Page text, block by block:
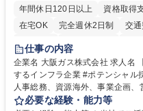
年間休日120日以上
資格取得
在宅OK
完全週休2日制 交
服装自由
第二新卒歓迎
仕事の内容
企業名 大阪ガス株式会社 求人名 【第二新卒】事務系総合職 #関西を代表
するインフラ企業 #ポテンシャル採用 仕事の内容 事務系総合職と
人事総務、資源海外、事業企画
す。 【業務内容の一例】■所属事
必要な経験・能力等